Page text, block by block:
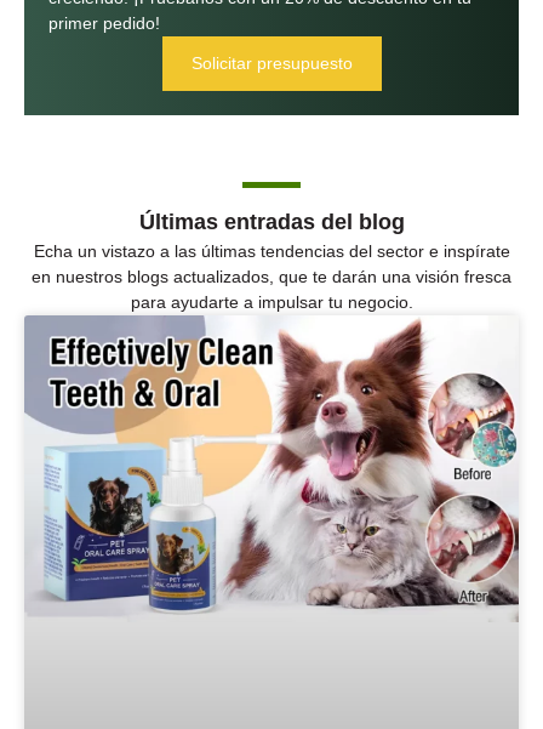
primer pedido!
Solicitar presupuesto
Últimas entradas del blog
Echa un vistazo a las últimas tendencias del sector e inspírate
en nuestros blogs actualizados, que te darán una visión fresca
para ayudarte a impulsar tu negocio.